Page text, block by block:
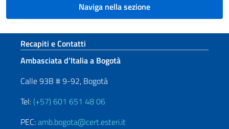
Naviga nella sezione
Sezione footer
Recapiti e Contatti
Ambasciata d’Italia a Bogotà
Calle 93B # 9-92, Bogotà
Tel: (+57) 601 651 48 06
PEC:amb.bogota@cert.esteri.it